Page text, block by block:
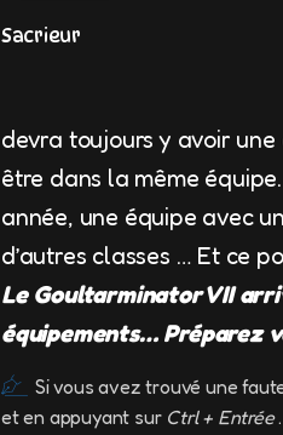
Sacrieur
devra toujours y avoir
être dans la même
année, une équipe avec un
d’autres classes … Et ce
Le Goultarminator VII
équipements… Préparez
Si vous avez trouvé une
et en appuyant sur Ctrl + Entrée.